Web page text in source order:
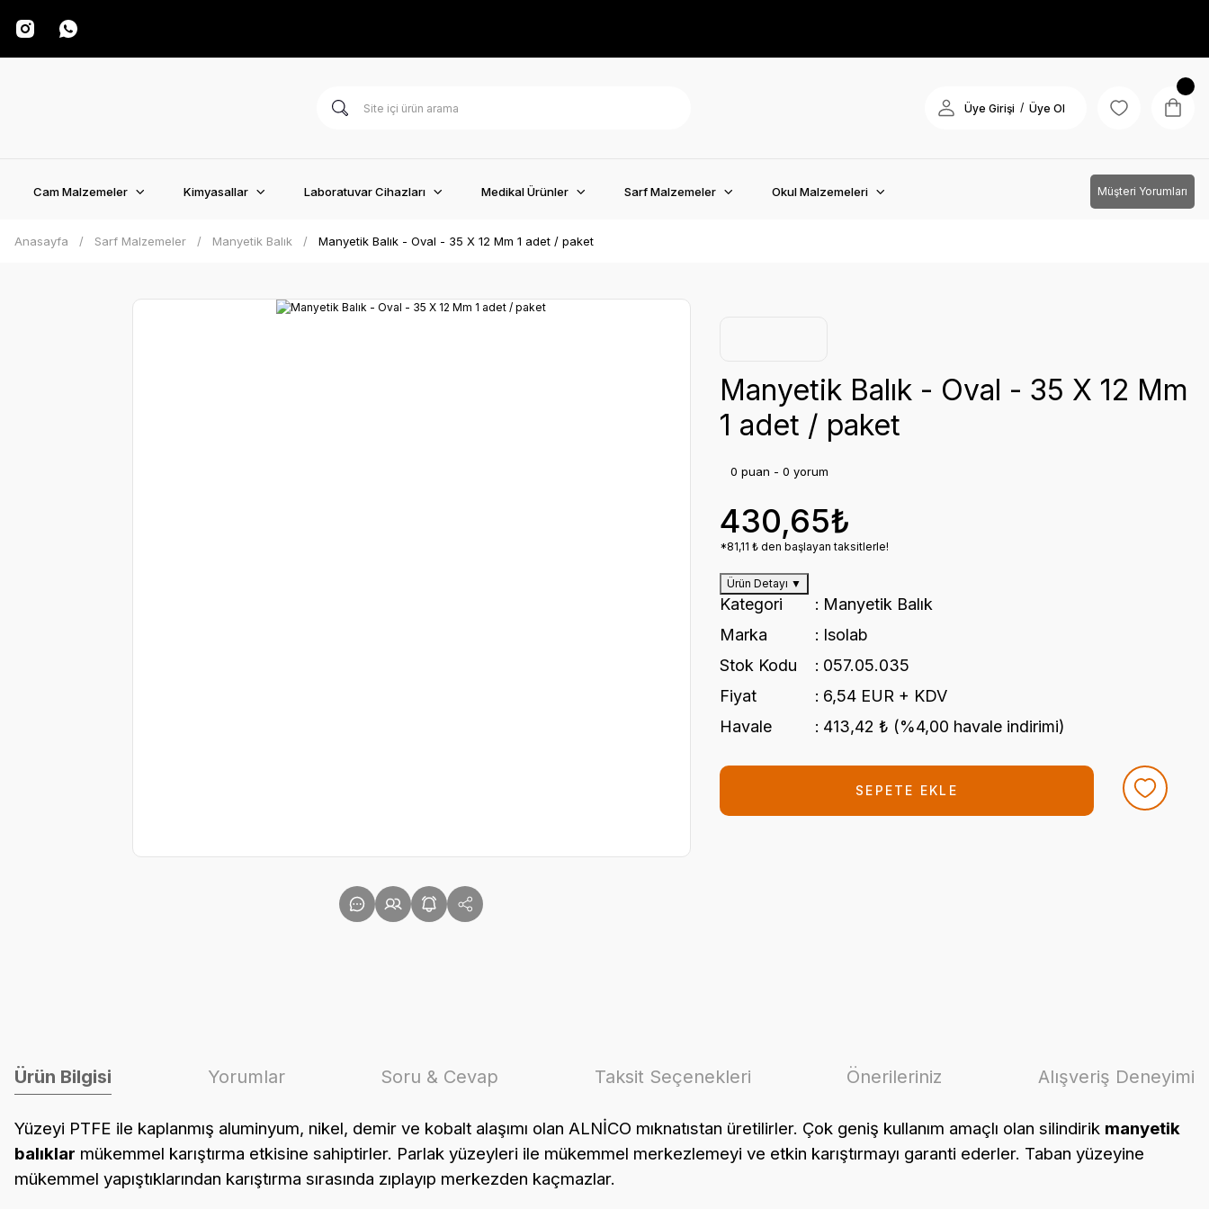
Üye Girişi / Üye Ol
Cam Malzemeler Kimyasallar Laboratuvar Cihazları Medikal Ürünler Sarf Malzemeler Okul Malzemeleri Müşteri Yorumları
Anasayfa Sarf Malzemeler Manyetik Balık Manyetik Balık - Oval - 35 X 12 Mm 1 adet / paket
Manyetik Balık - Oval - 35 X 12 Mm
1 adet / paket
0 puan - 0 yorum
430,65₺
*81,11 ₺ den başlayan taksitlerle!
Ürün Detayı ▼
Kategori
Manyetik Balık
Marka
Isolab
Stok Kodu
057.05.035
Fiyat
6,54 EUR + KDV
Havale
413,42 ₺ (%4,00 havale indirimi)
SEPETE EKLE
Ürün Bilgisi Yorumlar Soru & Cevap Taksit Seçenekleri Önerileriniz Alışveriş Deneyimi
Yüzeyi PTFE ile kaplanmış aluminyum, nikel, demir ve kobalt alaşımı olan ALNİCO mıknatıstan üretilirler. Çok geniş kullanım amaçlı olan silindirik manyetik
balıklar mükemmel karıştırma etkisine sahiptirler. Parlak yüzeyleri ile mükemmel merkezlemeyi ve etkin karıştırmayı garanti ederler. Taban yüzeyine
mükemmel yapıştıklarından karıştırma sırasında zıplayıp merkezden kaçmazlar.